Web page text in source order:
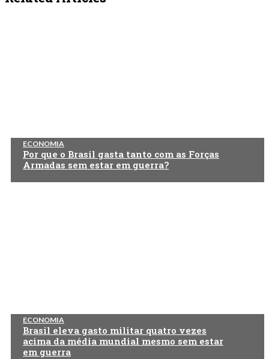
ECONOMIA
Por que o Brasil gasta tanto com as Forças
Armadas sem estar em guerra?
ECONOMIA
Brasil eleva gasto militar quatro vezes
acima da média mundial mesmo sem estar
em guerra